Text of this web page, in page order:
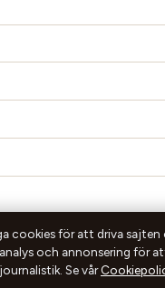
cookies för att driva
och annonsering för
Se vår